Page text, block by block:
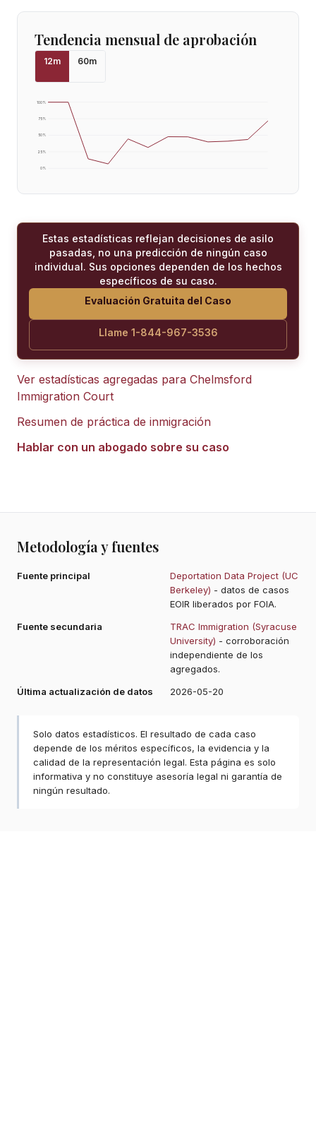
Tendencia mensual de aprobación
12m 60m
0%
25%
50%
75%
100%
Estas estadísticas reflejan decisiones de asilo
pasadas, no una predicción de ningún caso
individual. Sus opciones dependen de los hechos
específicos de su caso.
Evaluación Gratuita del Caso
Llame 1-844-967-3536
Ver estadísticas agregadas para Chelmsford
Immigration Court
Resumen de práctica de inmigración
Hablar con un abogado sobre su caso
Metodología y fuentes
Fuente principal
Deportation Data Project (UC
Berkeley) - datos de casos
EOIR liberados por FOIA.
Fuente secundaria
TRAC Immigration (Syracuse
University) - corroboración
independiente de los
agregados.
Última actualización de datos
2026-05-20
Solo datos estadísticos. El resultado de cada caso
depende de los méritos específicos, la evidencia y la
calidad de la representación legal. Esta página es solo
informativa y no constituye asesoría legal ni garantía de
ningún resultado.